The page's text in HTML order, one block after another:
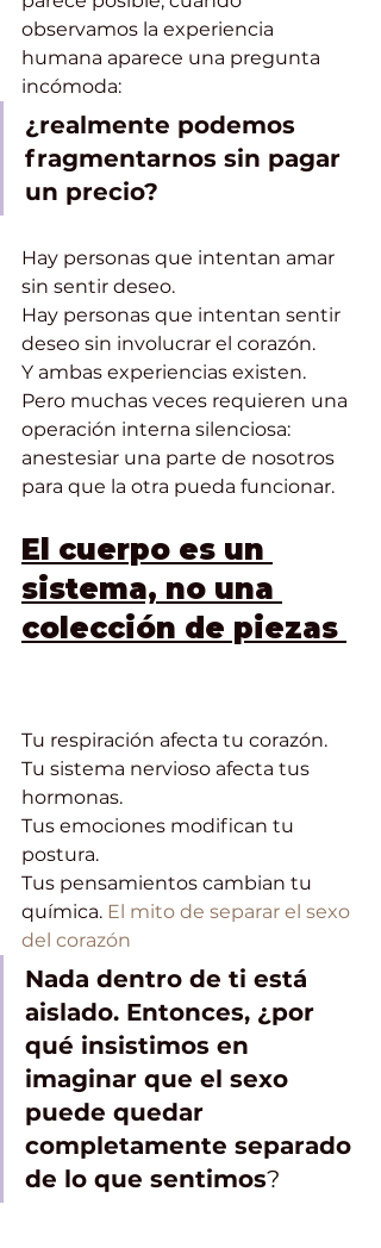
observamos la experiencia
humana aparece una pregunta
incómoda:
¿realmente podemos
fragmentarnos sin pagar
un precio?
Hay personas que intentan amar
sin sentir deseo.
Hay personas que intentan sentir
deseo sin involucrar el corazón.
Y ambas experiencias existen.
Pero muchas veces requieren una
operación interna silenciosa:
anestesiar una parte de nosotros
para que la otra pueda funcionar.
El cuerpo es un
sistema, no una
colección de piezas
Tu respiración afecta tu corazón.
Tu sistema nervioso afecta tus
hormonas.
Tus emociones modifican tu
postura.
Tus pensamientos cambian tu
química. El mito de separar el sexo
del corazón
Nada dentro de ti está
aislado. Entonces, ¿por
qué insistimos en
imaginar que el sexo
puede quedar
completamente separado
de lo que sentimos?